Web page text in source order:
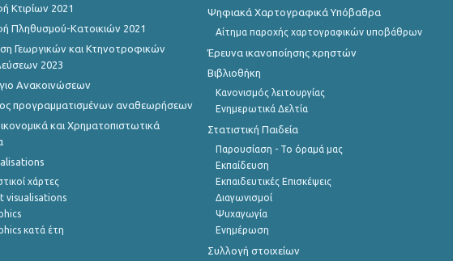
Κτιρίων 2021
Πληθυσμού-Κατοικιών 2021
Γεωργικών και Κτηνοτροφικών
2023
Ανακοινώσεων
προγραμματισμένων αναθεωρήσεων
και Χρηματοπιστωτικά
χάρτες
visualisations
κατά έτη
Ψηφιακά Χαρτογραφικά Υπόβαθρα
Αίτημα παροχής χαρτογραφικών υποβάθρων
Έρευνα ικανοποίησης χρηστών
Βιβλιοθήκη
Κανονισμός λειτουργίας
Ενημερωτικά Δελτία
Στατιστική Παιδεία
Παρουσίαση - Το όραμά μας
Εκπαίδευση
Εκπαιδευτικές Επισκέψεις
Διαγωνισμοί
Ψυχαγωγία
Ενημέρωση
Συλλογή στοιχείων